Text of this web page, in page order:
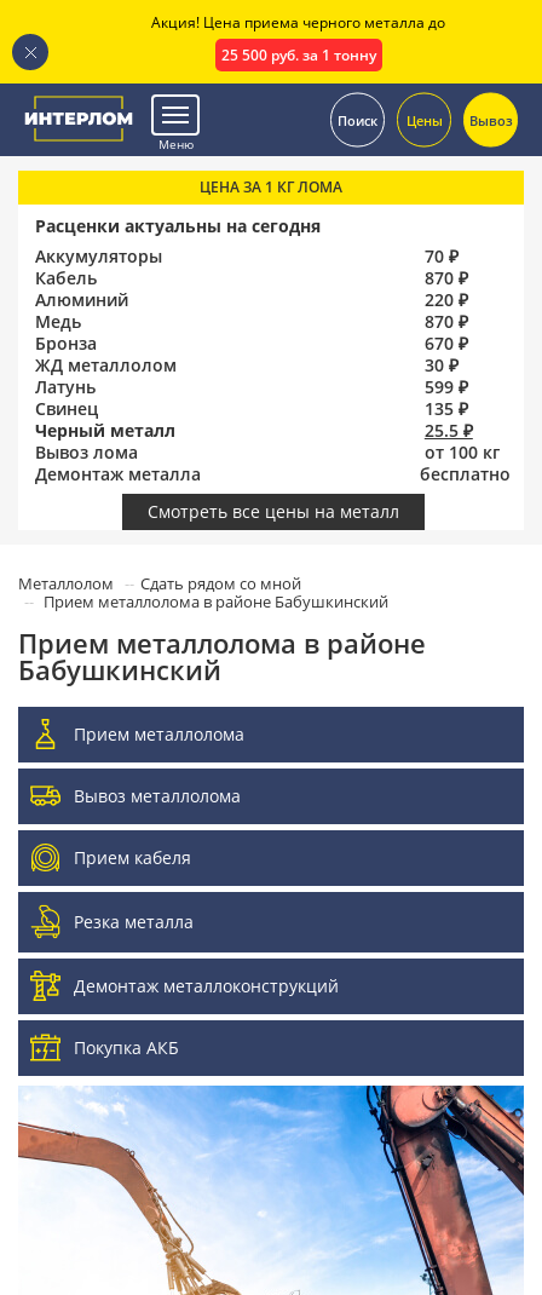
Меню
Поиск Цены Вывоз
ЦЕНА ЗА 1 КГ ЛОМА
Расценки актуальны на сегодня
Аккумуляторы
70 ₽
Кабель
870 ₽
Алюминий
220 ₽
Медь
870 ₽
Бронза
670 ₽
ЖД металлолом
30 ₽
Латунь
599 ₽
Свинец
135 ₽
Черный металл
25.5 ₽
Вывоз лома
от 100 кг
Демонтаж металла
бесплатно
Смотреть все цены на металл
Металлолом
Сдать рядом со мной
Прием металлолома в районе Бабушкинский
Прием металлолома в районе
Бабушкинский
Прием металлолома
Вывоз металлолома
Прием кабеля
Резка металла
Демонтаж металлоконструкций
Покупка АКБ
Акция! Цена приема черного металла до
25 500 руб. за 1 тонну
.